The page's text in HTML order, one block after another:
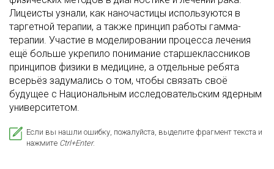
Лицеисты узнали, как наночастицы используются в
таргетной терапии, а также принцип работы гамма-
терапии. Участие в моделировании процесса лечения
ещё больше укрепило понимание старшеклассников
принципов физики в медицине, а отдельные ребята
всерьёз задумались о том, чтобы связать своё
будущее с Национальным исследовательским ядерным
университетом.
Если вы нашли ошибку, пожалуйста, выделите фрагмент текста и
нажмите Ctrl+Enter.